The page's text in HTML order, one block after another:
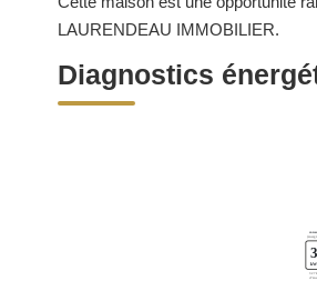
LAURENDEAU IMMOBILIER.
Diagnostics